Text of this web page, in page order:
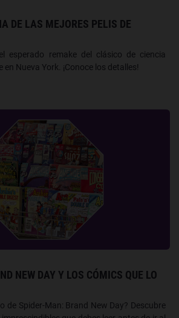
DE LAS MEJORES PELIS DE
esperado remake del clásico de ciencia
Nueva York. ¡Conoce los detalles!
NEW DAY Y LOS CÓMICS QUE LO
de Spider-Man: Brand New Day? Descubre